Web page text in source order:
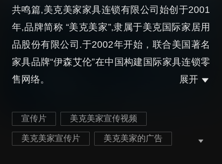
共鸣篇,美克美家家具连锁有限公司始创于2001
年,品牌简称 “美克美家”,隶属于美克国际家居用
品股份有限公司.于2002年开始，联合美国著名
家具品牌“伊森艾伦”在中国构建国际家具连锁零
售网络。
展开
宣传片 美克美家宣传视频
美克美家宣传片 美克美家的广告